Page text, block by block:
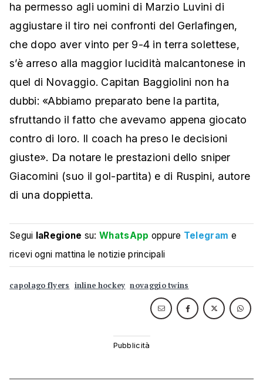
ha permesso agli uomini di Marzio Luvini di
aggiustare il tiro nei confronti del Gerlafingen,
che dopo aver vinto per 9-4 in terra solettese,
s’è arreso alla maggior lucidità malcantonese in
quel di Novaggio. Capitan Baggiolini non ha
dubbi: «Abbiamo preparato bene la partita,
sfruttando il fatto che avevamo appena giocato
contro di loro. Il coach ha preso le decisioni
giuste». Da notare le prestazioni dello sniper
Giacomini (suo il gol-partita) e di Ruspini, autore
di una doppietta.
Segui laRegione su:WhatsApp oppure Telegram e
ricevi ogni mattina le notizie principali
capolago flyers inline hockey novaggio twins